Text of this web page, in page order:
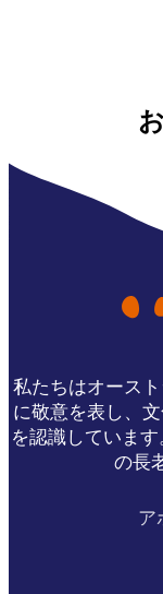
私たちはオース
に敬意を表し、
を認識していま
の長
ア